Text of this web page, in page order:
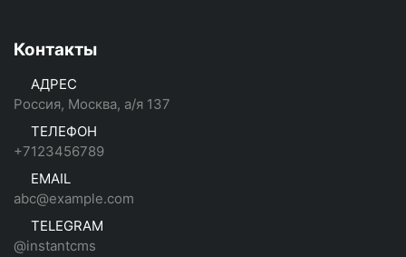
Контакты
АДРЕС
Россия, Москва, а/я 137
ТЕЛЕФОН
+7123456789
EMAIL
abc@example.com
TELEGRAM
@instantcms